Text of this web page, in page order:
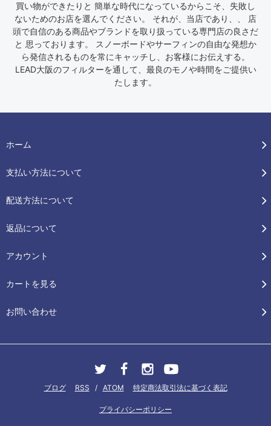
買い物ができたりと 簡単な時代になっているからこそ、失敗し
ないためのお店を選んでください。 それが、当店であり、、 店
頭で自信のある商品やブランドを取り扱っている専門店の良さだ
と 思っております。 スノーボードやサーフィンの自由な発想か
ら発信されるものを常にキャッチし、お客様にお伝えする。
LEAD大阪のフィルターを通して、最良のモノや時間をご提供い
たします。
ホーム
支払い方法について
配送方法について
返品について
アカウント
カートを見る
お問い合わせ
ブログ RSS / ATOM 特定商法取引法に基づく表記
プライバシーポリシー